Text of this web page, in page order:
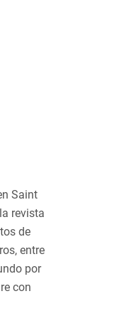
Saint
revista
de
entre
por
con